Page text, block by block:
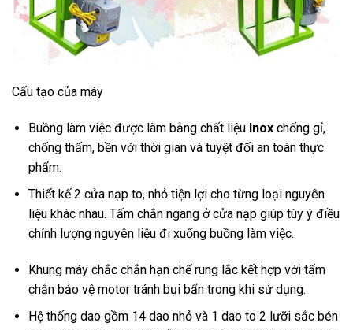
Cấu tạo của máy
Buồng làm việc được làm bằng chất liệu Inox chống gỉ,
chống thấm, bền với thời gian và tuyệt đối an toàn thực
phẩm.
Thiết kế 2 cửa nạp to, nhỏ tiện lợi cho từng loại nguyên
liệu khác nhau. Tấm chắn ngang ở cửa nạp giúp tùy ý điều
chỉnh lượng nguyên liệu đi xuống buồng làm việc.
Khung máy chắc chắn hạn chế rung lắc kết hợp với tấm
chắn bảo vệ motor tránh bụi bẩn trong khi sử dụng.
Hệ thống dao gồm 14 dao nhỏ và 1 dao to 2 lưỡi sắc bén